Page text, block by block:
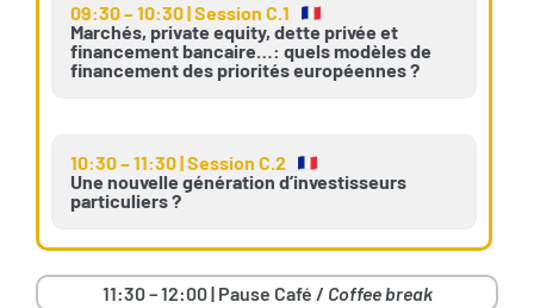
09:30 – 10:30 | Session C.1
Marchés, private equity, dette privée et
financement bancaire…: quels modèles de
financement des priorités européennes ?
10:30 – 11:30 | Session C.2
Une nouvelle génération d’investisseurs
particuliers ?
11:30 – 12:00 | Pause Café / Coffee break